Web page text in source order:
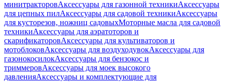
минитракторовАксессуары для газонной техникиАксессуары
для цепных пилАксессуары для садовой техникиАксессуары
для кусторезов, ножниц садовыхМоторные масла для садовой
техникиАксессуары для аэратоторов и
скарификаторовАксессуары для культиваторов и
мотоблоковАксессуары для воздуходувокАксессуары для
газонокосилокАксессуары для бензокос и
триммеровАксессуары для моек высокого
давленияАксессуары и комплектующие для